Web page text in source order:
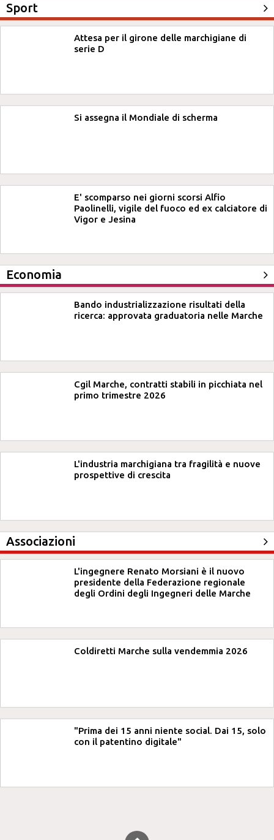
Sport
Attesa per il girone delle marchigiane di
serie D
Si assegna il Mondiale di scherma
E' scomparso nei giorni scorsi Alfio
Paolinelli, vigile del fuoco ed ex calciatore di
Vigor e Jesina
Economia
Bando industrializzazione risultati della
ricerca: approvata graduatoria nelle Marche
Cgil Marche, contratti stabili in picchiata nel
primo trimestre 2026
L'industria marchigiana tra fragilità e nuove
prospettive di crescita
Associazioni
L'ingegnere Renato Morsiani è il nuovo
presidente della Federazione regionale
degli Ordini degli Ingegneri delle Marche
Coldiretti Marche sulla vendemmia 2026
"Prima dei 15 anni niente social. Dai 15, solo
con il patentino digitale"